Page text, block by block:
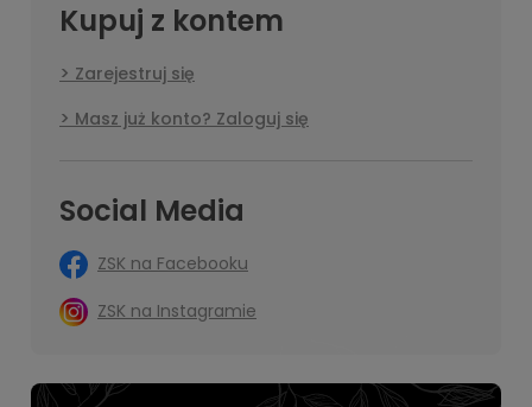
Kupuj z kontem
Zarejestruj się
Masz już konto? Zaloguj się
Social Media
ZSK na Facebooku
ZSK na Instagramie